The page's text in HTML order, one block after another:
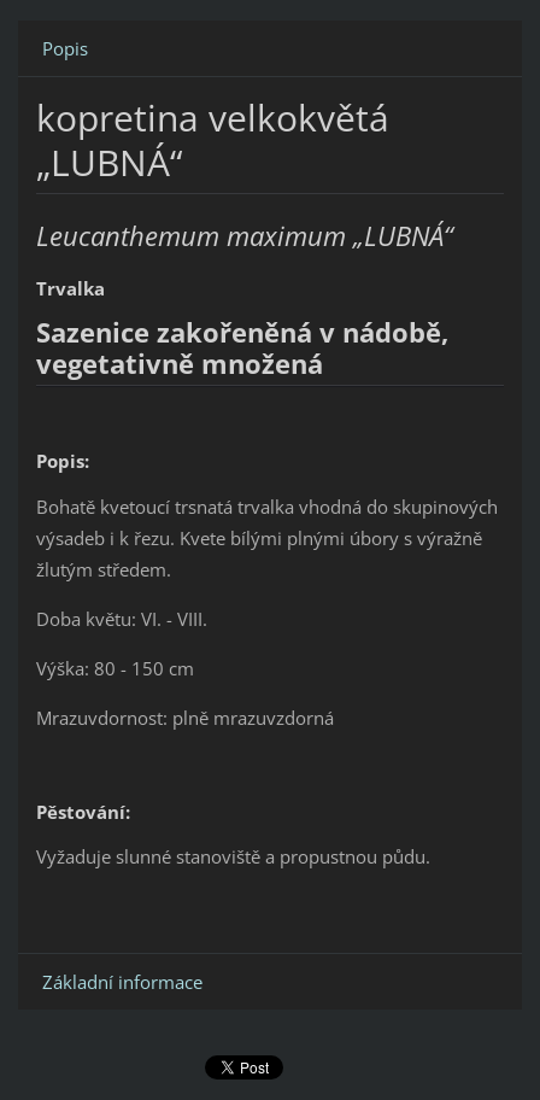
Popis
kopretina velkokvětá
„LUBNÁ“
Leucanthemum maximum „LUBNÁ“
Trvalka
Sazenice zakořeněná v nádobě,
vegetativně množená
Popis:
Bohatě kvetoucí trsnatá trvalka vhodná do skupinových
výsadeb i k řezu. Kvete bílými plnými úbory s výražně
žlutým středem.
Doba květu: VI. - VIII.
Výška: 80 - 150 cm
Mrazuvdornost: plně mrazuvzdorná
Pěstování:
Vyžaduje slunné stanoviště a propustnou půdu.
Základní informace